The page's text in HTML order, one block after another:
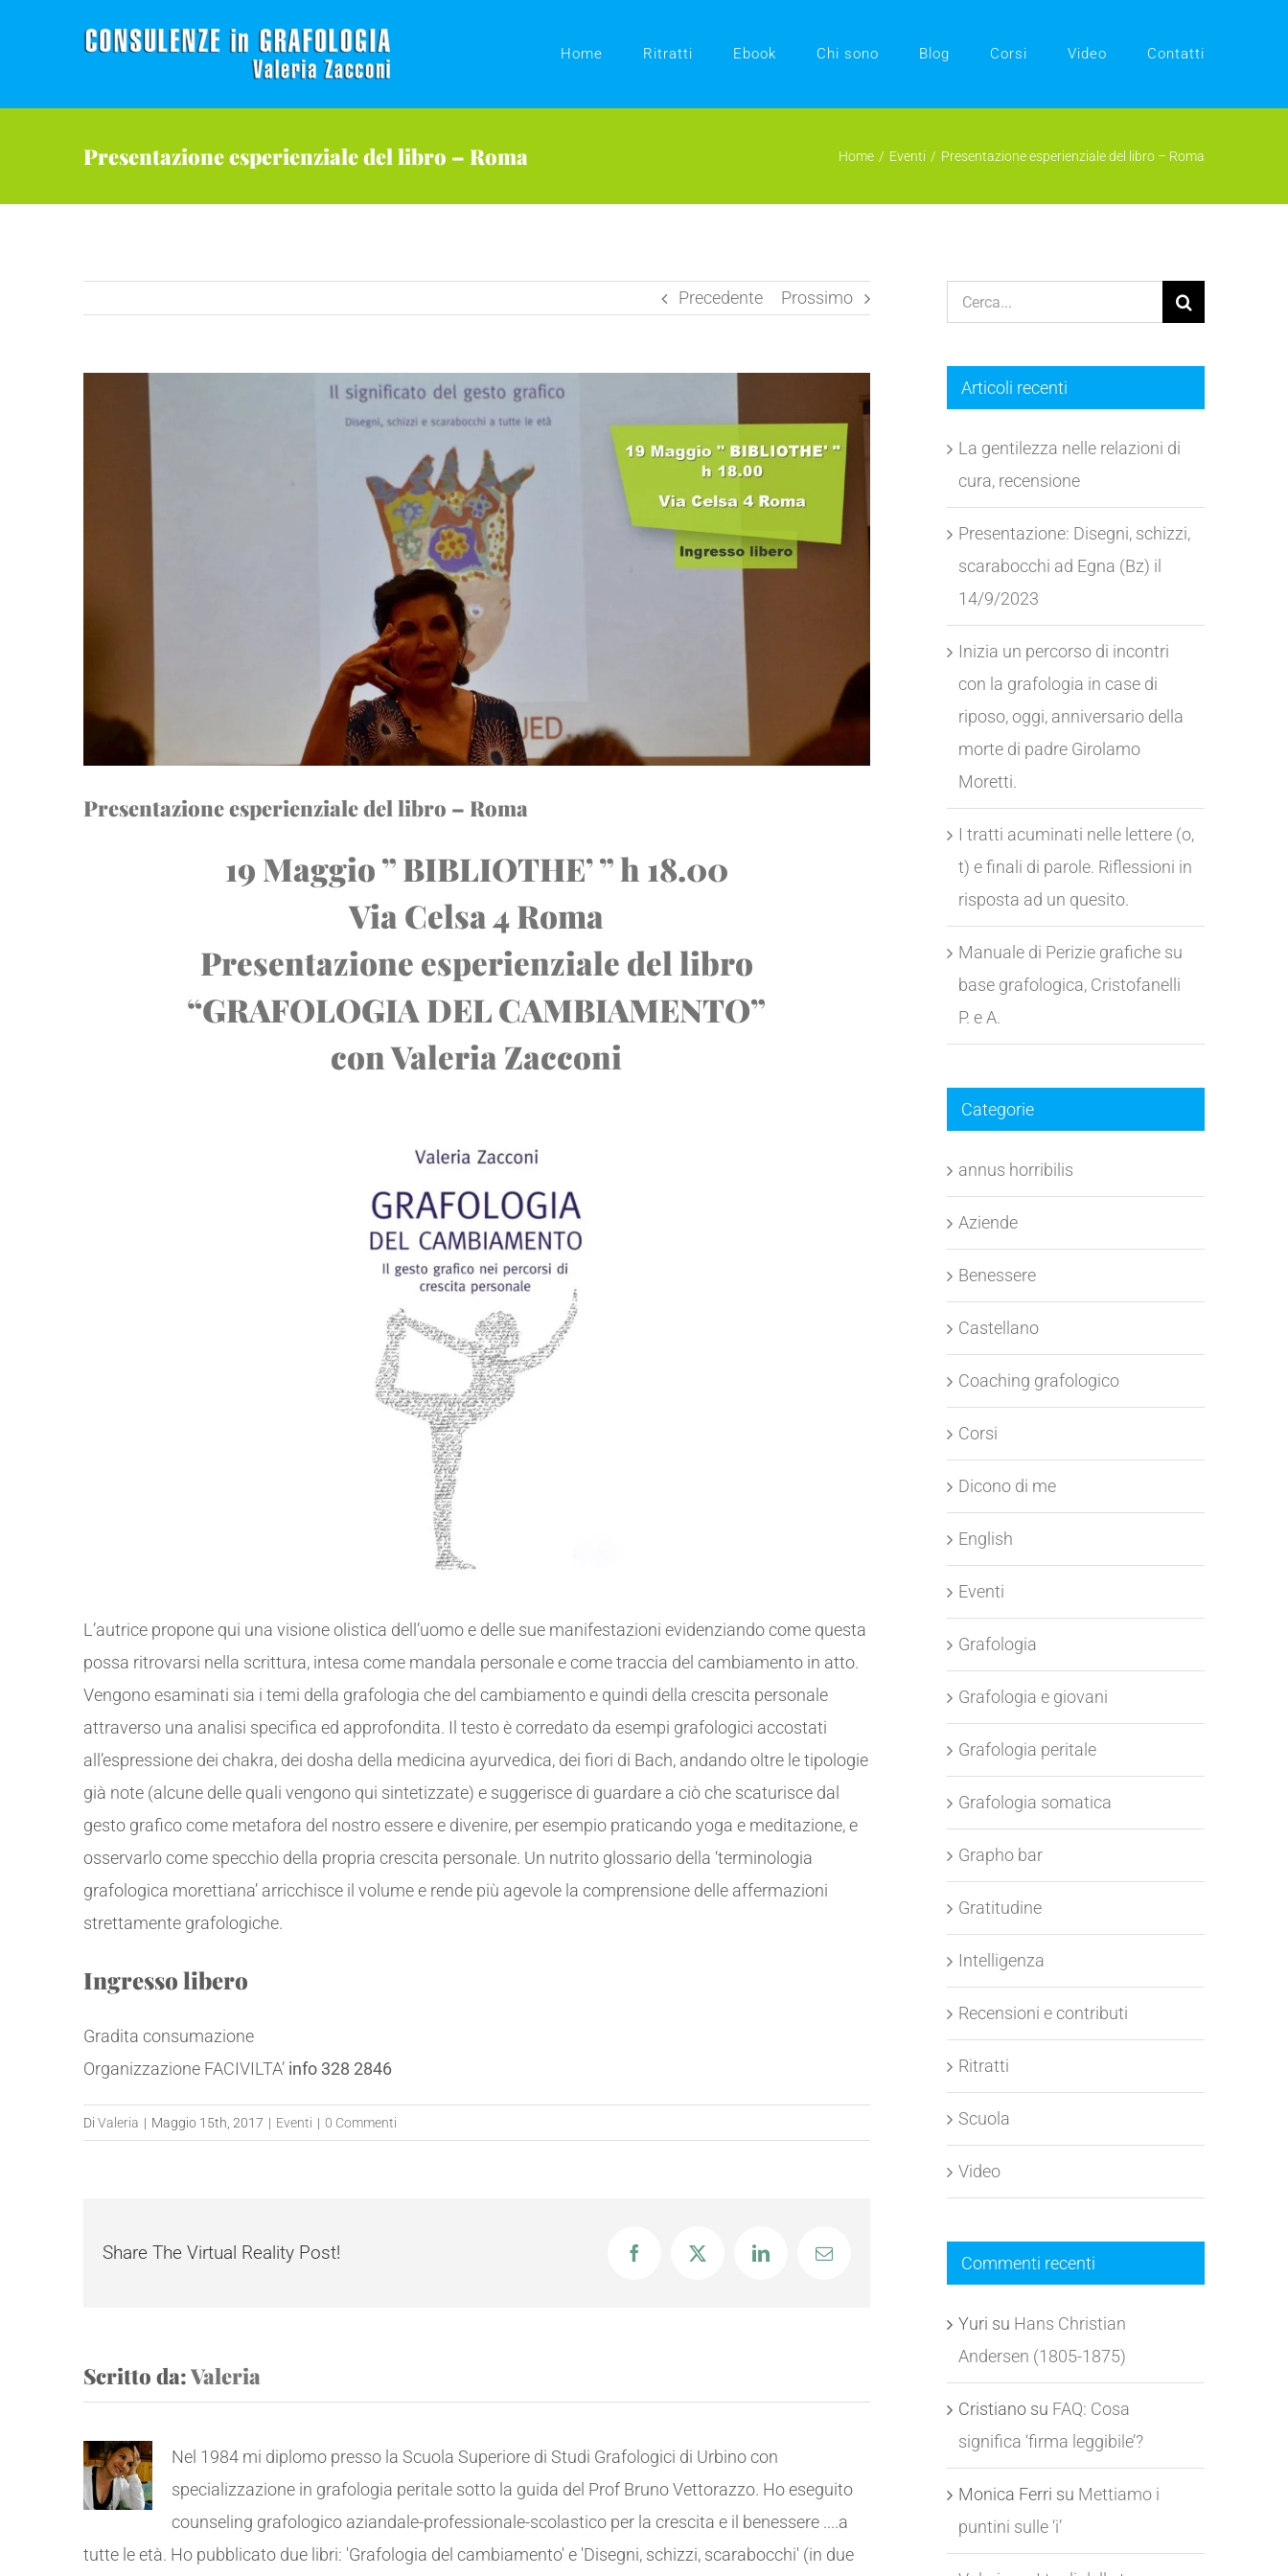
Home Ritratti Ebook Chi sono Blog Corsi Video Contatti
Presentazione esperienziale del libro – Roma Home Eventi Presentazione esperienziale del libro – Roma
Precedente Prossimo
immagine
Presentazione esperienziale del libro – Roma
19 Maggio ” BIBLIOTHE’ ” h 18.00
Via Celsa 4 Roma
Presentazione esperienziale del libro
“GRAFOLOGIA DEL CAMBIAMENTO”
con Valeria Zacconi
L’autrice propone qui una visione olistica dell’uomo e delle sue manifestazioni evidenziando come questa
possa ritrovarsi nella scrittura, intesa come mandala personale e come traccia del cambiamento in atto.
Vengono esaminati sia i temi della grafologia che del cambiamento e quindi della crescita personale
attraverso una analisi specifica ed approfondita. Il testo è corredato da esempi grafologici accostati
all’espressione dei chakra, dei dosha della medicina ayurvedica, dei fiori di Bach, andando oltre le tipologie
già note (alcune delle quali vengono qui sintetizzate) e suggerisce di guardare a ciò che scaturisce dal
gesto grafico come metafora del nostro essere e divenire, per esempio praticando yoga e meditazione, e
osservarlo come specchio della propria crescita personale. Un nutrito glossario della ‘terminologia
grafologica morettiana’ arricchisce il volume e rende più agevole la comprensione delle affermazioni
strettamente grafologiche.
Ingresso libero
Gradita consumazione
Organizzazione FACIVILTA’ info 328 2846
Di Valeria | Maggio 15th, 2017 | Eventi | 0 Commenti
Share The Virtual Reality Post! FacebookX LinkedInEmail
Scritto da:Valeria
Nel 1984 mi diplomo presso la Scuola Superiore di Studi Grafologici di Urbino con
specializzazione in grafologia peritale sotto la guida del Prof Bruno Vettorazzo. Ho eseguito
counseling grafologico aziandale-professionale-scolastico per la crescita e il benessere ....a
tutte le età. Ho pubblicato due libri: 'Grafologia del cambiamento' e 'Disegni, schizzi, scarabocchi' (in due
Cerca
per:
Articoli recenti
La gentilezza nelle relazioni di
cura, recensione
Presentazione: Disegni, schizzi,
scarabocchi ad Egna (Bz) il
14/9/2023
Inizia un percorso di incontri
con la grafologia in case di
riposo, oggi, anniversario della
morte di padre Girolamo
Moretti.
I tratti acuminati nelle lettere (o,
t) e finali di parole. Riflessioni in
risposta ad un quesito.
Manuale di Perizie grafiche su
base grafologica, Cristofanelli
P. e A.
Categorie
annus horribilis
Aziende
Benessere
Castellano
Coaching grafologico
Corsi
Dicono di me
English
Eventi
Grafologia
Grafologia e giovani
Grafologia peritale
Grafologia somatica
Grapho bar
Gratitudine
Intelligenza
Recensioni e contributi
Ritratti
Scuola
Video
Commenti recenti
Yuri su Hans Christian
Andersen (1805-1875)
Cristianosu FAQ: Cosa
significa ‘firma leggibile’?
Monica Ferri su Mettiamo i
puntini sulle ‘i’